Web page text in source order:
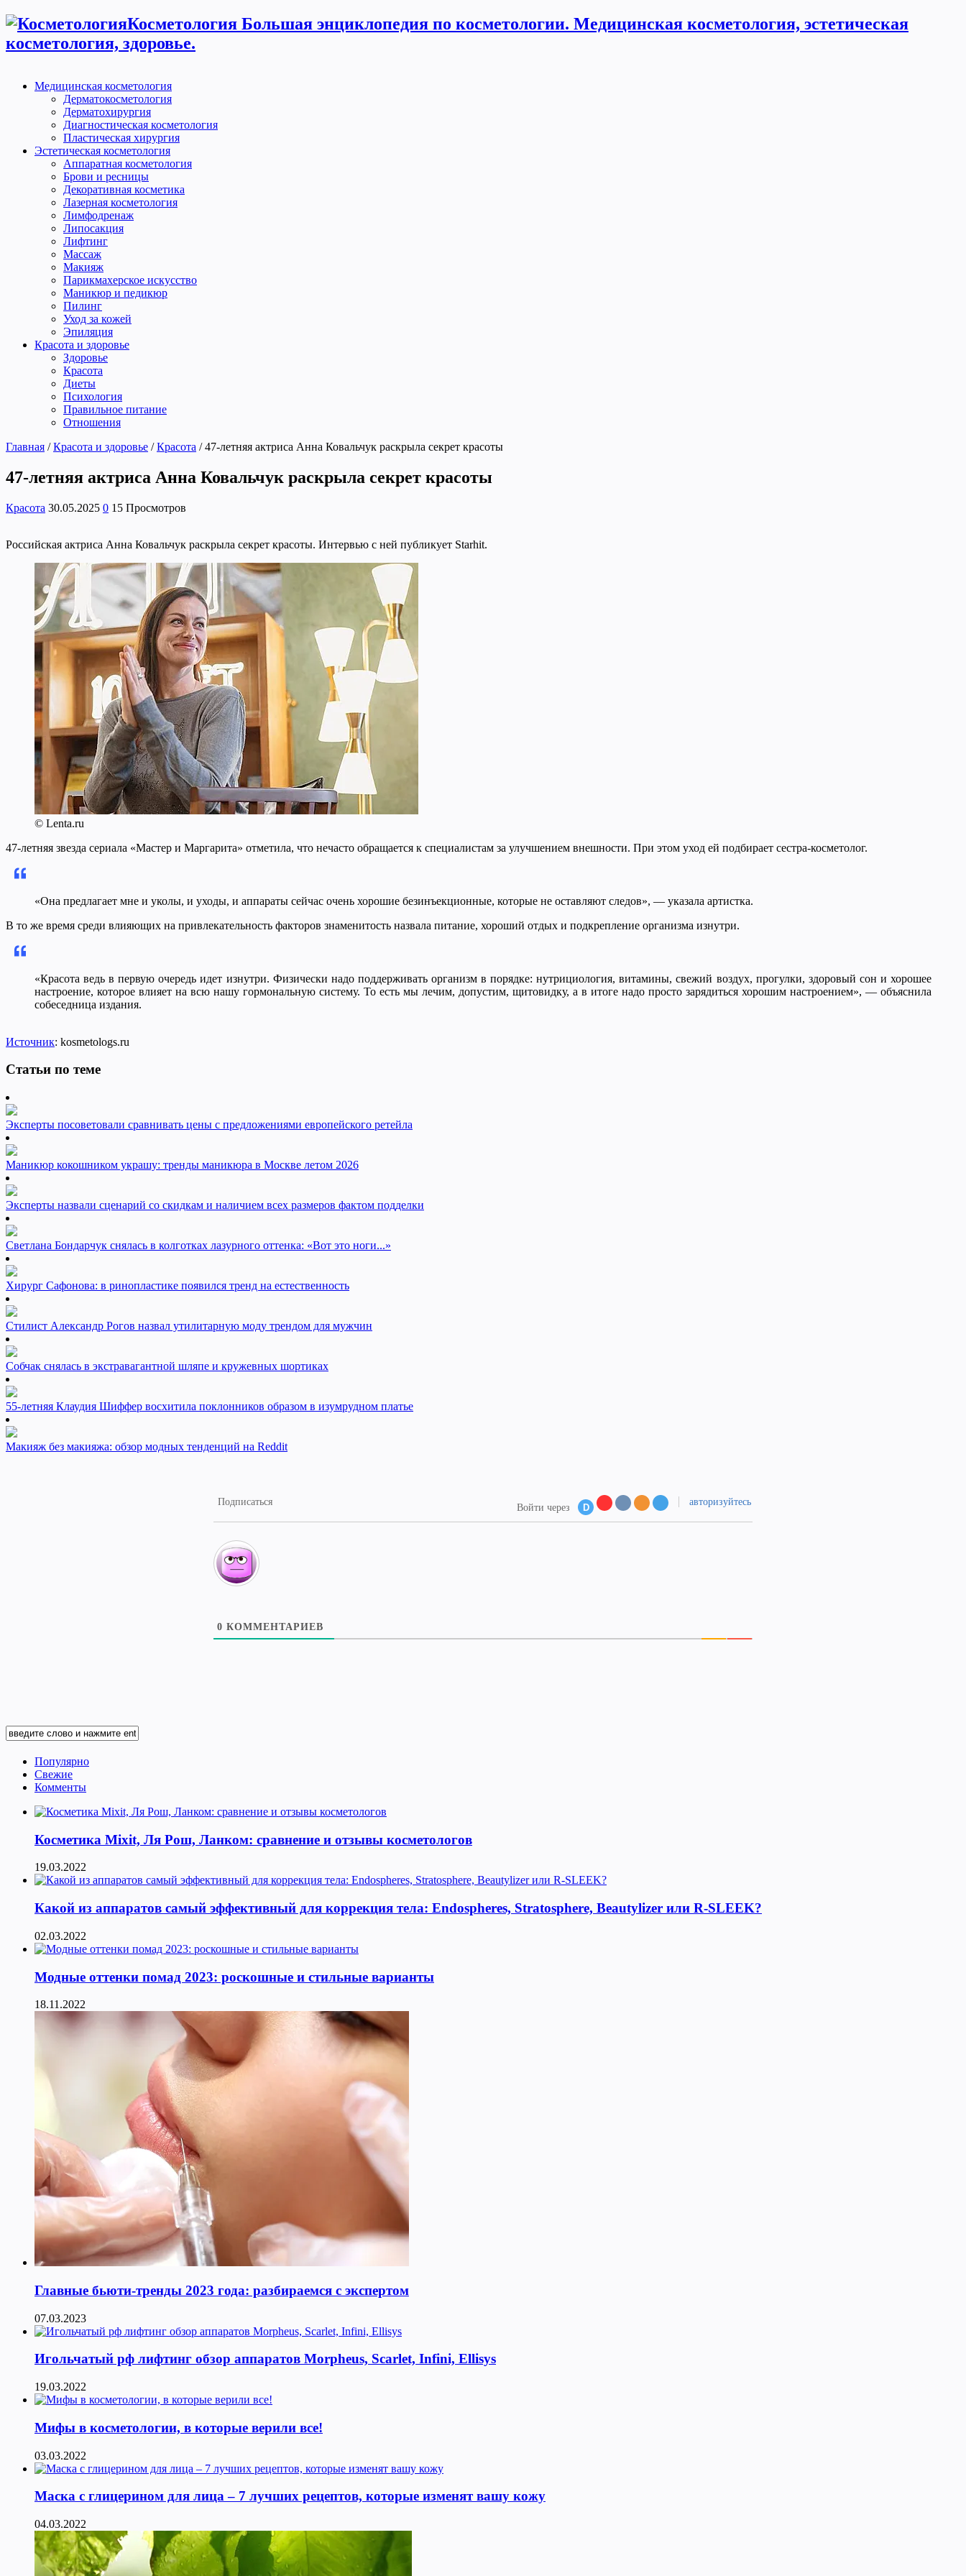
Косметология Большая энциклопедия по косметологии. Медицинская косметология, эстетическая
косметология, здоровье.
Медицинская косметология
Дерматокосметология
Дерматохирургия
Диагностическая косметология
Пластическая хирургия
Эстетическая косметология
Аппаратная косметология
Брови и ресницы
Декоративная косметика
Лазерная косметология
Лимфодренаж
Липосакция
Лифтинг
Массаж
Макияж
Парикмахерское искусство
Маникюр и педикюр
Пилинг
Уход за кожей
Эпиляция
Красота и здоровье
Здоровье
Красота
Диеты
Психология
Правильное питание
Отношения
Главная / Красота и здоровье / Красота / 47-летняя актриса Анна Ковальчук раскрыла секрет красоты
47-летняя актриса Анна Ковальчук раскрыла секрет красоты
Красота 30.05.2025 0 15 Просмотров
Российская актриса Анна Ковальчук раскрыла секрет красоты. Интервью с ней публикует Starhit.
© Lenta.ru
47-летняя звезда сериала «Мастер и Маргарита» отметила, что нечасто обращается к специалистам за улучшением внешности. При этом уход ей подбирает сестра-косметолог.
«Она предлагает мне и уколы, и уходы, и аппараты сейчас очень хорошие безинъекционные, которые не оставляют следов», — указала артистка.
В то же время среди влияющих на привлекательность факторов знаменитость назвала питание, хороший отдых и подкрепление организма изнутри.
«Красота ведь в первую очередь идет изнутри. Физически надо поддерживать организм в порядке: нутрициология, витамины, свежий воздух, прогулки, здоровый сон и хорошее
настроение, которое влияет на всю нашу гормональную систему. То есть мы лечим, допустим, щитовидку, а в итоге надо просто зарядиться хорошим настроением», — объяснила
собеседница издания.
Источник: kosmetologs.ru
Статьи по теме
Эксперты посоветовали сравнивать цены с предложениями европейского ретейла
Маникюр кокошником украшу: тренды маникюра в Москве летом 2026
Эксперты назвали сценарий со скидкам и наличием всех размеров фактом подделки
Светлана Бондарчук снялась в колготках лазурного оттенка: «Вот это ноги...»
Хирург Сафонова: в ринопластике появился тренд на естественность
Стилист Александр Рогов назвал утилитарную моду трендом для мужчин
Собчак снялась в экстравагантной шляпе и кружевных шортиках
55-летняя Клаудия Шиффер восхитила поклонников образом в изумрудном платье
Макияж без макияжа: обзор модных тенденций на Reddit
Подписаться
Войти через D
авторизуйтесь
0 КОММЕНТАРИЕВ
Популярно
Свежие
Комменты
Косметика Мixit, Ля Рош, Ланком: сравнение и отзывы косметологов
19.03.2022
Какой из аппаратов самый эффективный для коррекция тела: Endospheres, Stratosphere, Beautylizer или R-SLEEK?
02.03.2022
Модные оттенки помад 2023: роскошные и стильные варианты
18.11.2022
Главные бьюти-тренды 2023 года: разбираемся с экспертом
07.03.2023
Игольчатый рф лифтинг обзор аппаратов Morpheus, Scarlet, Infini, Ellisys
19.03.2022
Мифы в косметологии, в которые верили все!
03.03.2022
Маска с глицерином для лица – 7 лучших рецептов, которые изменят вашу кожу
04.03.2022